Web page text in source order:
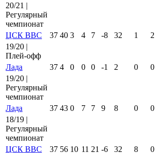
20/21 |
Регулярный
чемпионат
ЦСК ВВС
37 40 3 4 7 -8 32 1 2
19/20 |
Плей-офф
Лада
37 4 0 0 0 -1 2 0 0
19/20 |
Регулярный
чемпионат
Лада
37 43 0 7 7 9 8 0 0
18/19 |
Регулярный
чемпионат
ЦСК ВВС
37 56 10 11 21 -6 32 8 0